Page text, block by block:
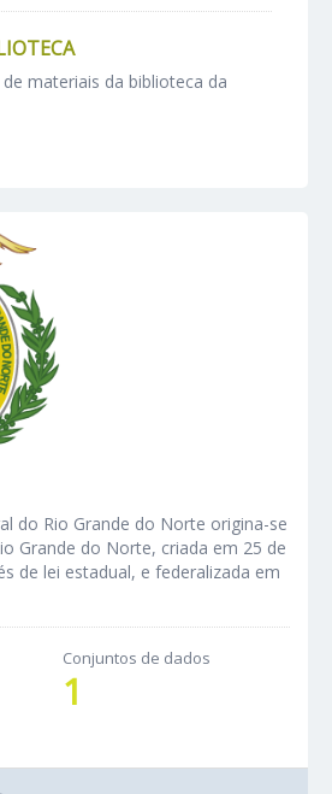
materiais da biblioteca da
do Rio Grande do Norte origina-se
Grande do Norte, criada em 25 de
de lei estadual, e federalizada em
Conjuntos de dados
1